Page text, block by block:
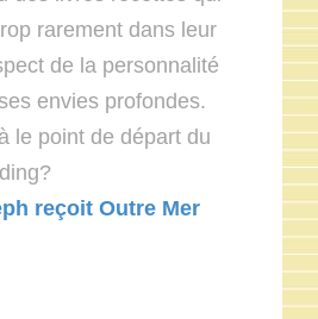
rarement dans leur
de la personnalité
envies profondes.
le point de départ du
reçoit Outre Mer